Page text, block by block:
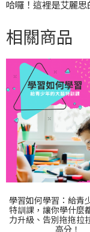
哈囉！這裡是艾麗
相關商品
學習如何學習：給青
特訓課，讓你學什麼
力升級、告別拖拖拉
高分！